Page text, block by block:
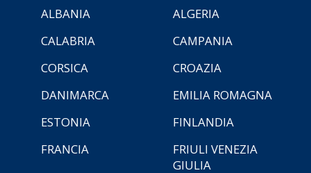
ALBANIA
ALGERIA
CALABRIA
CAMPANIA
CORSICA
CROAZIA
DANIMARCA
EMILIA ROMAGNA
ESTONIA
FINLANDIA
FRANCIA
FRIULI VENEZIA
GIULIA